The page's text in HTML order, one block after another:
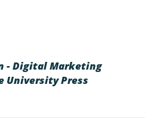
- Digital Marketing
University Press